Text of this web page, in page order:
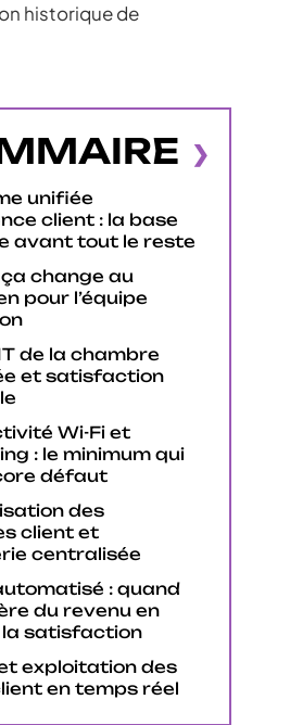
historique de
unifiée
client : la base
avant tout le reste
change au
pour l’équipe
de la chambre
et satisfaction
Wi-Fi et
: le minimum qui
défaut
des
client et
centralisée
: quand
du revenu en
la satisfaction
exploitation des
en temps réel